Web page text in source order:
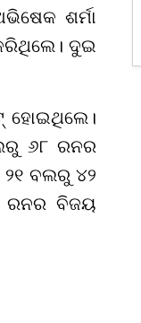
ଶର୍ମା
ଦୁଇ
୬୮ ରନର
ବଲରୁ ୪୨
ରନର ବିଜୟ